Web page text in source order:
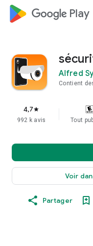
google_logo Play
Alfred
Contient
4,7star
992 k avis Tout
Voir
Partager